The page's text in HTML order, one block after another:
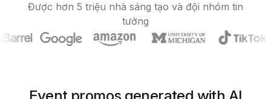
Được hơn 5 triệu nhà sáng tạo và đội nhóm tin
tưởng